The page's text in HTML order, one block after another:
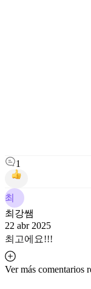
1
최
최강쌤
22 abr 2025
최고에요!!!
Ver más comentarios